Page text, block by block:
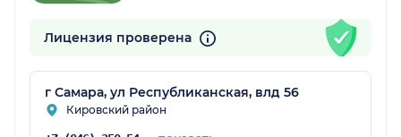
Лицензия проверена
г Самара, ул Республиканская, влд 56
Кировский район